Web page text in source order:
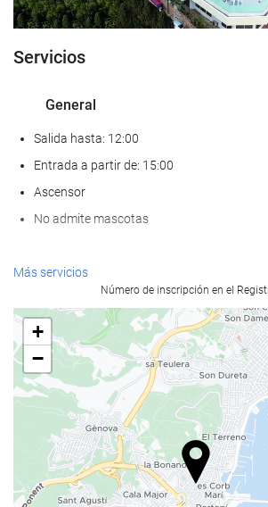
Servicios
General
Salida hasta: 12:00
Entrada a partir de: 15:00
Ascensor
No admite mascotas
Bienestar
Spa
Hammam
Sauna
Gimnasio
Comida y bebida
Restaurante a la carta
Más servicios
Número de inscripción en el
+
−